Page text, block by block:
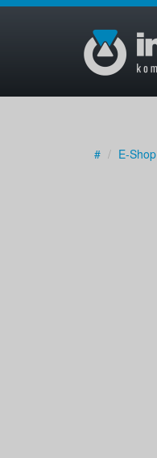
# E-Shop